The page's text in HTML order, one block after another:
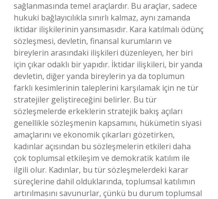
sağlanmasında temel araçlardır. Bu araçlar, sadece
hukuki bağlayıcılıkla sınırlı kalmaz, aynı zamanda
iktidar ilişkilerinin yansımasıdır. Kara katılmalı ödünç
sözleşmesi, devletin, finansal kurumların ve
bireylerin arasındaki ilişkileri düzenleyen, her biri
için çıkar odaklı bir yapıdır. İktidar ilişkileri, bir yanda
devletin, diğer yanda bireylerin ya da toplumun
farklı kesimlerinin taleplerini karşılamak için ne tür
stratejiler geliştireceğini belirler. Bu tür
sözleşmelerde erkeklerin stratejik bakış açıları
genellikle sözleşmenin kapsamını, hükümetin siyasi
amaçlarını ve ekonomik çıkarları gözetirken,
kadınlar açısından bu sözleşmelerin etkileri daha
çok toplumsal etkileşim ve demokratik katılım ile
ilgili olur. Kadınlar, bu tür sözleşmelerdeki karar
süreçlerine dahil olduklarında, toplumsal katılımın
artırılmasını savunurlar, çünkü bu durum toplumsal